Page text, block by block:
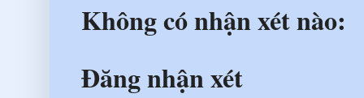
Không có nhận xét nào:
Đăng nhận xét